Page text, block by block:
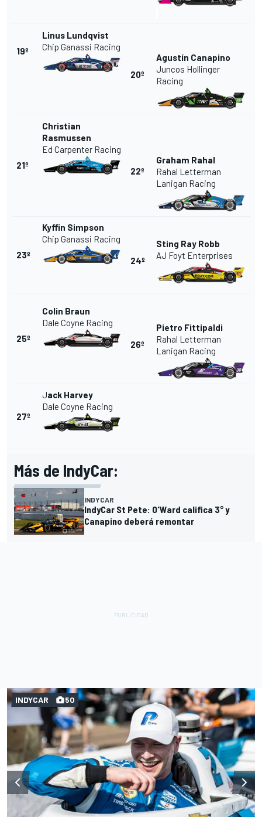
19º
Linus Lundqvist
Chip Ganassi Racing
20º
Agustín Canapino
Juncos Hollinger
Racing
21º
Christian
Rasmussen
Ed Carpenter Racing
22º
Graham Rahal
Rahal Letterman
Lanigan Racing
23º
Kyffin Simpson
Chip Ganassi Racing
24º
Sting Ray Robb
AJ Foyt Enterprises
25º
Colin Braun
Dale Coyne Racing
26º
Pietro Fittipaldi
Rahal Letterman
Lanigan Racing
27º
Jack Harvey
Dale Coyne Racing
Más de IndyCar:
INDYCAR
IndyCar St Pete: O'Ward califica 3° y
Canapino deberá remontar
INDYCAR 50